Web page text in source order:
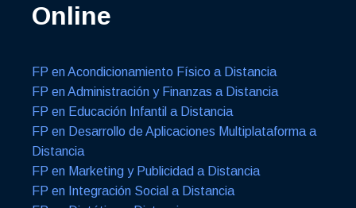
Online
FP en Acondicionamiento Físico a Distancia
FP en Administración y Finanzas a Distancia
FP en Educación Infantil a Distancia
FP en Desarrollo de Aplicaciones Multiplataforma a
Distancia
FP en Marketing y Publicidad a Distancia
FP en Integración Social a Distancia